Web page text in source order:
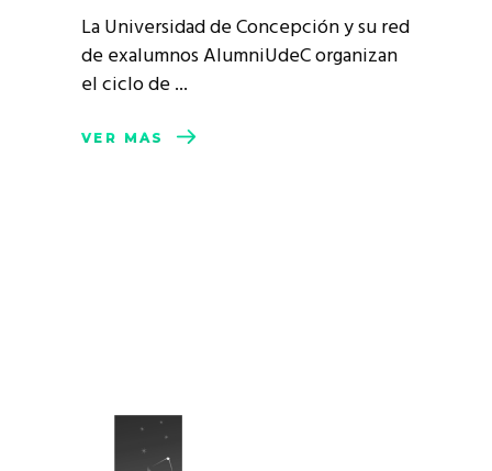
La Universidad de Concepción y su red
de exalumnos AlumniUdeC organizan
el ciclo de
VER MÁS